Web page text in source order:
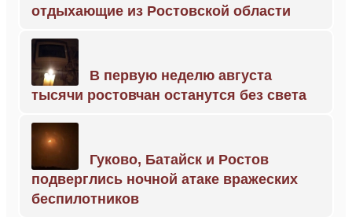
отдыхающие из Ростовской области
В первую неделю августа
тысячи ростовчан останутся без света
Гуково, Батайск и Ростов
подверглись ночной атаке вражеских
беспилотников